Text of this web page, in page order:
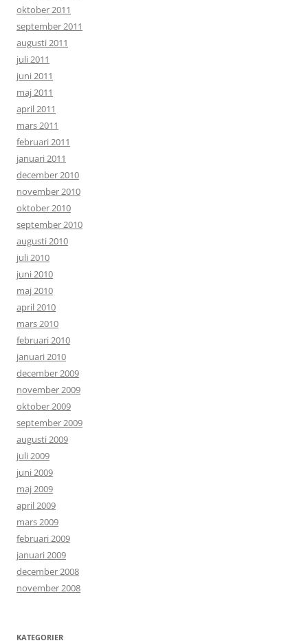
oktober 2011
september 2011
augusti 2011
juli 2011
juni 2011
maj 2011
april 2011
mars 2011
februari 2011
januari 2011
december 2010
november 2010
oktober 2010
september 2010
augusti 2010
juli 2010
juni 2010
maj 2010
april 2010
mars 2010
februari 2010
januari 2010
december 2009
november 2009
oktober 2009
september 2009
augusti 2009
juli 2009
juni 2009
maj 2009
april 2009
mars 2009
februari 2009
januari 2009
december 2008
november 2008
KATEGORIER